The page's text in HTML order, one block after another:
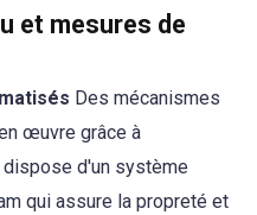
et mesures de
Des mécanismes
œuvre grâce à
dispose d'un système
qui assure la propreté et